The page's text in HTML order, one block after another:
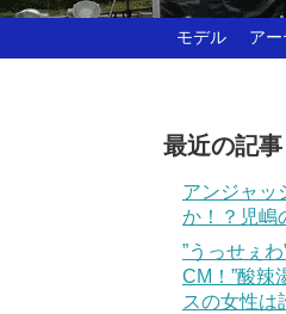
モデル アー
最近の記事
アンジャッ
か！？児嶋
”うっせぇ
CM！”酸辣
スの女性は